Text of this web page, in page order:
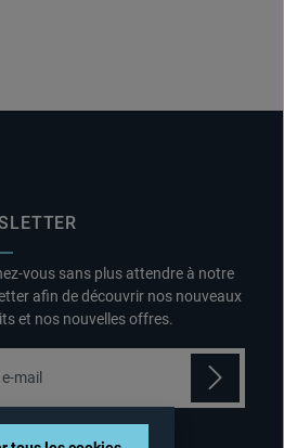
vous sans plus attendre à notre
afin de découvrir nos nouveaux
et nos nouvelles offres.
de confidentialité
with asterisks (*) are